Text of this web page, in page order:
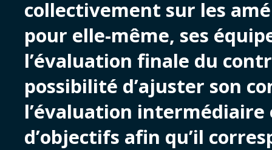
collectivement sur les
pour elle-même, ses
l’évaluation finale du
possibilité d’ajuster son
l’évaluation
d’objectifs afin qu’il